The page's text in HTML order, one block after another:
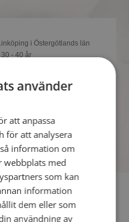
i Östergötlands län
- 40 år
profil med kuriosa och
är medlem på
använder
att anpassa
för att analysera
information om
webbplats med
som kan
information
dem eller som
användning av